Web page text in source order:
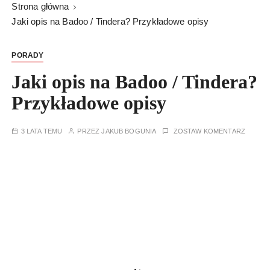
Strona główna
Jaki opis na Badoo / Tindera? Przykładowe opisy
PORADY
Jaki opis na Badoo / Tindera?
Przykładowe opisy
3 LATA TEMU PRZEZJAKUB BOGUNIA ZOSTAW KOMENTARZ